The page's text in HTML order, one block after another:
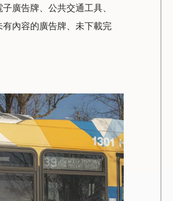
廣告牌、公共交通工具、
內容的廣告牌、未下載完